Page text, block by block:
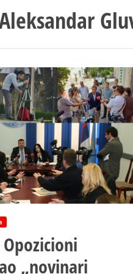
„novinari